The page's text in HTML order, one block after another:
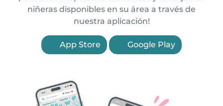
niñeras disponibles en su área a través de
nuestra aplicación!
App Store Google Play